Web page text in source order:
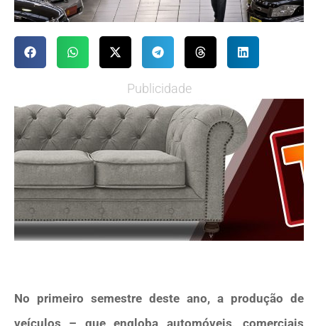
Publicidade
No primeiro semestre deste ano, a produção de
veículos – que engloba automóveis, comerciais